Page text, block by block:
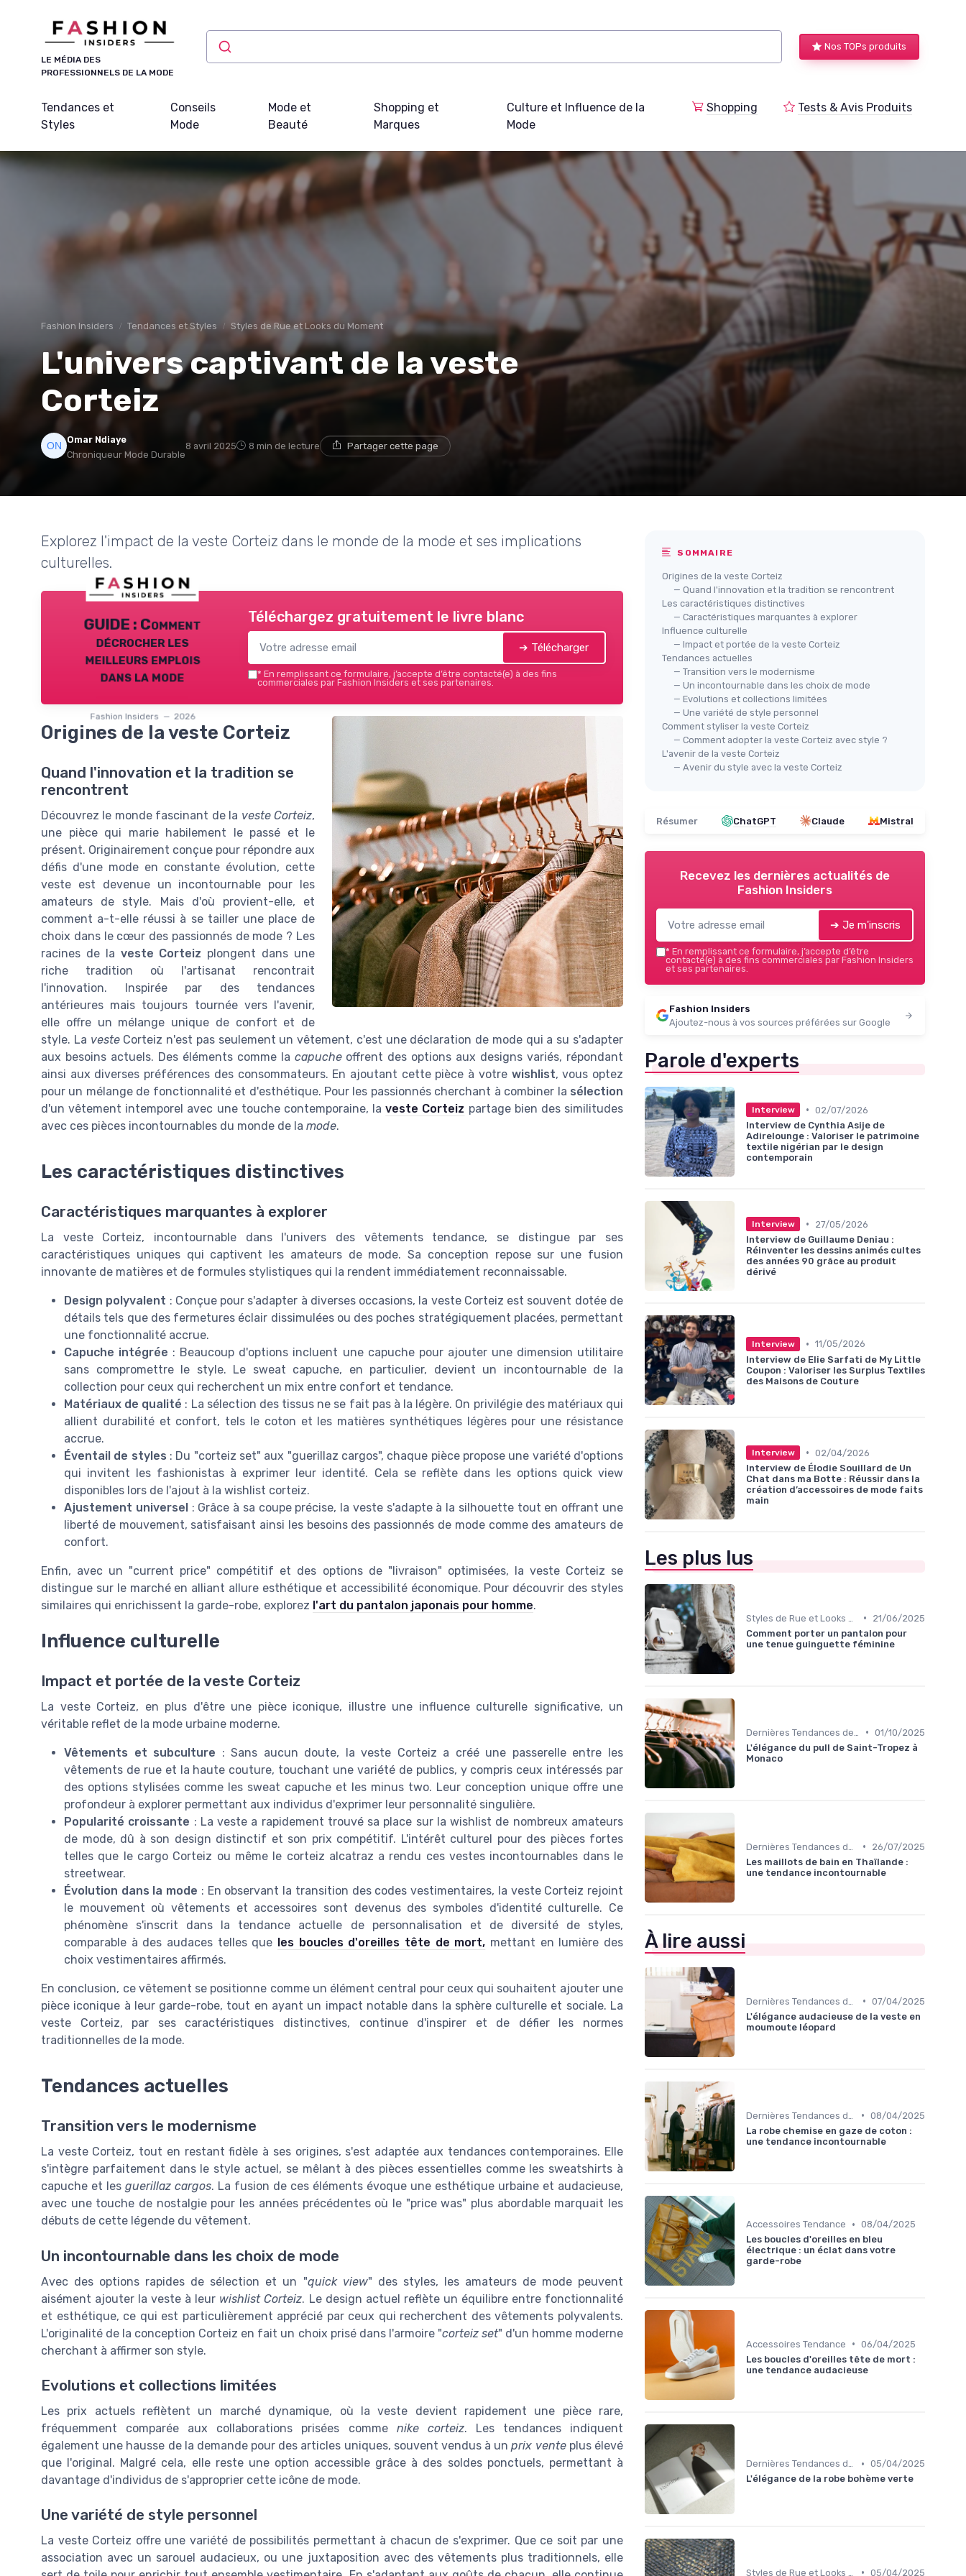
LE MÉDIA DES
PROFESSIONNELS DE LA MODE
Nos TOPs produits
Tendances et
Styles
Conseils
Mode
Mode et
Beauté
Shopping et
Marques
Culture et Influence de la
Mode
Shopping Tests & Avis Produits
Fashion Insiders Tendances et Styles Styles de Rue et Looks du Moment
L'univers captivant de la veste
Corteiz
Omar Ndiaye
Chroniqueur Mode Durable
8 avril 2025 8 min de lecture Partager cette page
Explorez l'impact de la veste Corteiz dans le monde de la mode et ses implications
culturelles.
GUIDE : Comment
décrocher les
meilleurs emplois
dans la mode
Fashion Insiders — 2026
Téléchargez gratuitement le livre blanc
➔ Télécharger
* En remplissant ce formulaire, j’accepte d’être contacté(e) à des fins
commerciales par Fashion Insiders et ses partenaires.
Origines de la veste Corteiz
Quand l'innovation et la tradition se
rencontrent
Découvrez le monde fascinant de la veste Corteiz,
une pièce qui marie habilement le passé et le
présent. Originairement conçue pour répondre aux
défis d'une mode en constante évolution, cette
veste est devenue un incontournable pour les
amateurs de style. Mais d'où provient-elle, et
comment a-t-elle réussi à se tailler une place de
choix dans le cœur des passionnés de mode ? Les
racines de la veste Corteiz plongent dans une
riche tradition où l'artisanat rencontrait
l'innovation. Inspirée par des tendances
antérieures mais toujours tournée vers l'avenir,
elle offre un mélange unique de confort et de
style. La vesteCorteiz n'est pas seulement un vêtement, c'est une déclaration de mode qui a su s'adapter
aux besoins actuels. Des éléments comme la capucheoffrent des options aux designs variés, répondant
ainsi aux diverses préférences des consommateurs. En ajoutant cette pièce à votre wishlist, vous optez
pour un mélange de fonctionnalité et d'esthétique. Pour les passionnés cherchant à combiner la sélection
d'un vêtement intemporel avec une touche contemporaine, laveste Corteiz partage bien des similitudes
avec ces pièces incontournables du monde de la mode.
Les caractéristiques distinctives
Caractéristiques marquantes à explorer
La veste Corteiz, incontournable dans l'univers des vêtements tendance, se distingue par ses
caractéristiques uniques qui captivent les amateurs de mode. Sa conception repose sur une fusion
innovante de matières et de formules stylistiques qui la rendent immédiatement reconnaissable.
Design polyvalent : Conçue pour s'adapter à diverses occasions, la veste Corteiz est souvent dotée de
détails tels que des fermetures éclair dissimulées ou des poches stratégiquement placées, permettant
une fonctionnalité accrue.
Capuche intégrée : Beaucoup d'options incluent une capuche pour ajouter une dimension utilitaire
sans compromettre le style. Le sweat capuche, en particulier, devient un incontournable de la
collection pour ceux qui recherchent un mix entre confort et tendance.
Matériaux de qualité : La sélection des tissus ne se fait pas à la légère. On privilégie des matériaux qui
allient durabilité et confort, tels le coton et les matières synthétiques légères pour une résistance
accrue.
Éventail de styles : Du "corteiz set" aux "guerillaz cargos", chaque pièce propose une variété d'options
qui invitent les fashionistas à exprimer leur identité. Cela se reflète dans les options quick view
disponibles lors de l'ajout à la wishlist corteiz.
Ajustement universel: Grâce à sa coupe précise, la veste s'adapte à la silhouette tout en offrant une
liberté de mouvement, satisfaisant ainsi les besoins des passionnés de mode comme des amateurs de
confort.
Enfin, avec un "current price" compétitif et des options de "livraison" optimisées, la veste Corteiz se
distingue sur le marché en alliant allure esthétique et accessibilité économique. Pour découvrir des styles
similaires qui enrichissent la garde-robe, explorez l'art du pantalon japonais pour homme.
Influence culturelle
Impact et portée de la veste Corteiz
La veste Corteiz, en plus d'être une pièce iconique, illustre une influence culturelle significative, un
véritable reflet de la mode urbaine moderne.
Vêtements et subculture : Sans aucun doute, la veste Corteiz a créé une passerelle entre les
vêtements de rue et la haute couture, touchant une variété de publics, y compris ceux intéressés par
des options stylisées comme les sweat capuche et les minus two. Leur conception unique offre une
profondeur à explorer permettant aux individus d'exprimer leur personnalité singulière.
Popularité croissante : La veste a rapidement trouvé sa place sur la wishlist de nombreux amateurs
de mode, dû à son design distinctif et son prix compétitif. L'intérêt culturel pour des pièces fortes
telles que le cargo Corteiz ou même le corteiz alcatraz a rendu ces vestes incontournables dans le
streetwear.
Évolution dans la mode : En observant la transition des codes vestimentaires, la veste Corteiz rejoint
le mouvement où vêtements et accessoires sont devenus des symboles d'identité culturelle. Ce
phénomène s'inscrit dans la tendance actuelle de personnalisation et de diversité de styles,
comparable à des audaces telles que
les boucles d'oreilles tête de mort, mettant en lumière des
choix vestimentaires affirmés.
En conclusion, ce vêtement se positionne comme un élément central pour ceux qui souhaitent ajouter une
pièce iconique à leur garde-robe, tout en ayant un impact notable dans la sphère culturelle et sociale. La
veste Corteiz, par ses caractéristiques distinctives, continue d'inspirer et de défier les normes
traditionnelles de la mode.
Tendances actuelles
Transition vers le modernisme
La veste Corteiz, tout en restant fidèle à ses origines, s'est adaptée aux tendances contemporaines. Elle
s'intègre parfaitement dans le style actuel, se mêlant à des pièces essentielles comme les sweatshirts à
capuche et les guerillaz cargos. La fusion de ces éléments évoque une esthétique urbaine et audacieuse,
avec une touche de nostalgie pour les années précédentes où le "price was" plus abordable marquait les
débuts de cette légende du vêtement.
Un incontournable dans les choix de mode
Avec des options rapides de sélection et un "quick view" des styles, les amateurs de mode peuvent
aisément ajouter la veste à leur wishlist Corteiz. Le design actuel reflète un équilibre entre fonctionnalité
et esthétique, ce qui est particulièrement apprécié par ceux qui recherchent des vêtements polyvalents.
L'originalité de la conception Corteiz en fait un choix prisé dans l'armoire "corteiz set" d'un homme moderne
cherchant à affirmer son style.
Evolutions et collections limitées
Les prix actuels reflètent un marché dynamique, où la veste devient rapidement une pièce rare,
fréquemment comparée aux collaborations prisées comme nike corteiz. Les tendances indiquent
également une hausse de la demande pour des articles uniques, souvent vendus à unprix venteplus élevé
que l'original. Malgré cela, elle reste une option accessible grâce à des soldes ponctuels, permettant à
davantage d'individus de s'approprier cette icône de mode.
Une variété de style personnel
La veste Corteiz offre une variété de possibilités permettant à chacun de s'exprimer. Que ce soit par une
association avec un sarouel audacieux, ou une juxtaposition avec des vêtements plus traditionnels, elle
SOMMAIRE
Origines de la veste Corteiz
— Quand l'innovation et la tradition se rencontrent
Les caractéristiques distinctives
— Caractéristiques marquantes à explorer
Influence culturelle
— Impact et portée de la veste Corteiz
Tendances actuelles
— Transition vers le modernisme
— Un incontournable dans les choix de mode
— Evolutions et collections limitées
— Une variété de style personnel
Comment styliser la veste Corteiz
— Comment adopter la veste Corteiz avec style ?
L'avenir de la veste Corteiz
— Avenir du style avec la veste Corteiz
Résumer ChatGPT Claude Mistral
Recevez les dernières actualités de
Fashion Insiders
➔ Je m'inscris
* En remplissant ce formulaire, j’accepte d’être
contacté(e) à des fins commerciales par Fashion Insiders
et ses partenaires.
Fashion Insiders
Ajoutez-nous à vos sources préférées sur Google
Parole d'experts
Interview • 02/07/2026
Interview de Cynthia Asije de
Adirelounge : Valoriser le patrimoine
textile nigérian par le design
contemporain
Interview •
27/05/2026
Interview de Guillaume Deniau :
Réinventer les dessins animés cultes
des années 90 grâce au produit
dérivé
Interview • 11/05/2026
Interview de Elie Sarfati de My Little
Coupon : Valoriser les Surplus Textiles
des Maisons de Couture
Interview • 02/04/2026
Interview de Élodie Souillard de Un
Chat dans ma Botte : Réussir dans la
création d’accessoires de mode faits
main
Les plus lus
•
21/06/2025
Comment porter un pantalon pour
une tenue guinguette féminine
• 01/10/2025
L'élégance du pull de Saint-Tropez à
Monaco
•
26/07/2025
Les maillots de bain en Thaïlande :
une tendance incontournable
À lire aussi
• 07/04/2025
L'élégance audacieuse de la veste en
moumoute léopard
• 08/04/2025
La robe chemise en gaze de coton :
une tendance incontournable
Accessoires Tendance • 08/04/2025
Les boucles d'oreilles en bleu
électrique : un éclat dans votre
garde-robe
Accessoires Tendance • 06/04/2025
Les boucles d'oreilles tête de mort :
une tendance audacieuse
Dernières Tendances de Mode • 05/04/2025
L'élégance de la robe bohème verte
• 05/04/2025